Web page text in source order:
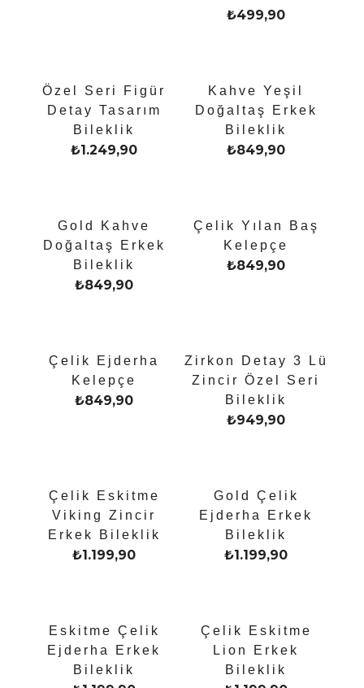
₺499,90
Özel Seri Figür
Detay Tasarım
Bileklik
₺1.249,90
Kahve Yeşil
Doğaltaş Erkek
Bileklik
₺849,90
Gold Kahve
Doğaltaş Erkek
Bileklik
₺849,90
Çelik Yılan Baş
Kelepçe
₺849,90
Çelik Ejderha
Kelepçe
₺849,90
Zirkon Detay 3 Lü
Zincir Özel Seri
Bileklik
₺949,90
Çelik Eskitme
Viking Zincir
Erkek Bileklik
₺1.199,90
Gold Çelik
Ejderha Erkek
Bileklik
₺1.199,90
Eskitme Çelik
Ejderha Erkek
Bileklik
Çelik Eskitme
Lion Erkek
Bileklik